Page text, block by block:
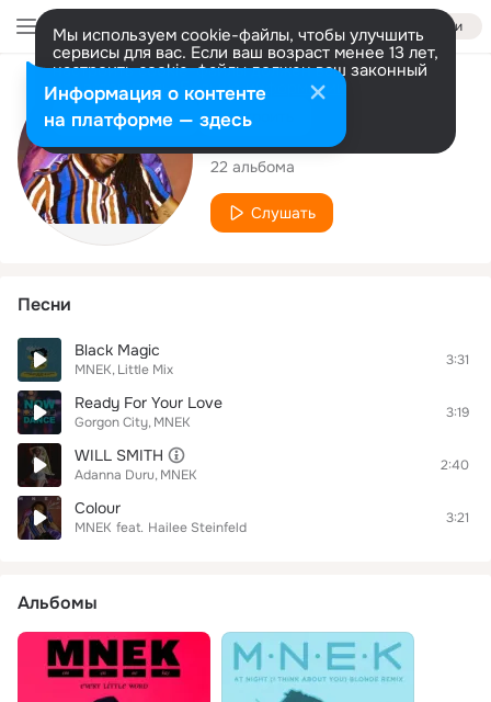
Войти
Мы используем cookie-файлы, чтобы улучшить
сервисы для вас. Если ваш возраст менее 13 лет,
настроить cookie-файлы должен ваш законный
представитель. Больше информации
Разрешить все Настроить
Исполнитель
MNEK
22 альбома
Слушать
Песни
Black Magic
MNEK Little Mix
3:31
Ready For Your Love
Gorgon City MNEK
3:19
WILL SMITH
Adanna Duru MNEK
2:40
Colour
MNEK feat. Hailee Steinfeld
3:21
Альбомы
Информация о контенте
на платформе — здесь